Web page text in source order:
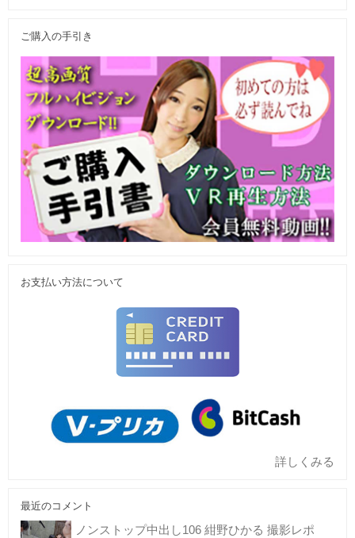
ご購入の手引き
お支払い方法について
詳しくみる
最近のコメント
ノンストップ中出し106 紺野ひかる 撮影レポ